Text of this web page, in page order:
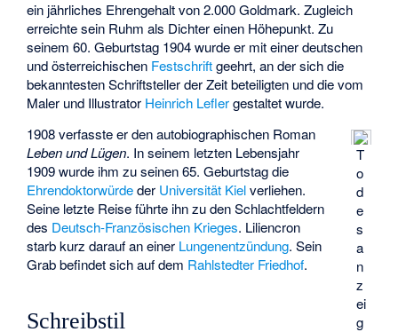
ein jährliches Ehrengehalt von 2.000 Goldmark. Zugleich
erreichte sein Ruhm als Dichter einen Höhepunkt. Zu
seinem 60. Geburtstag 1904 wurde er mit einer deutschen
und österreichischen Festschriftgeehrt, an der sich die
bekanntesten Schriftsteller der Zeit beteiligten und die vom
Maler und Illustrator Heinrich Leflergestaltet wurde.
T
o
d
e
s
a
n
z
ei
g
1908 verfasste er den autobiographischen Roman
Leben und Lügen. In seinem letzten Lebensjahr
1909 wurde ihm zu seinen 65. Geburtstag die
Ehrendoktorwürdeder Universität Kielverliehen.
Seine letzte Reise führte ihn zu den Schlachtfeldern
des Deutsch-Französischen Krieges. Liliencron
starb kurz darauf an einer Lungenentzündung. Sein
Grabbefindet sich auf dem Rahlstedter Friedhof.
Schreibstil